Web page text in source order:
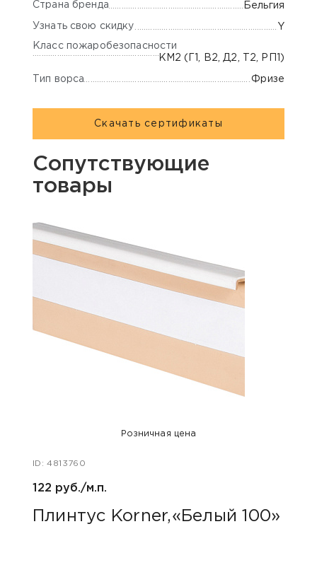
Страна бренда Бельгия
Узнать свою скидку Y
Класс пожаробезопасности
КМ2 (Г1, В2, Д2, Т2, РП1)
Тип ворса Фризе
Скачать сертификаты
Сопутствующие
товары
Розничная цена
ID: 4813760
122 руб./м.п.
Плинтус Korner,«Белый 100»